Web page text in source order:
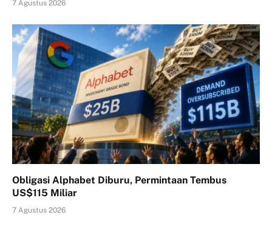
7 Agustus 2026
Obligasi Alphabet Diburu, Permintaan Tembus
US$115 Miliar
7 Agustus 2026